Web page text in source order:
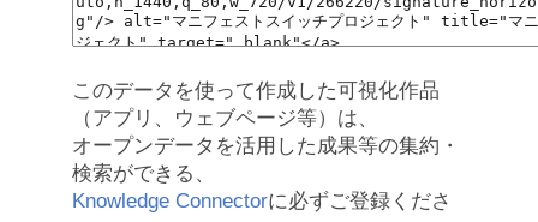
このデータを使って作成した可視化作品
（アプリ、ウェブページ等）は、
オープンデータを活用した成果等の集約・
検索ができる、
Knowledge Connectorに必ずご登録くださ